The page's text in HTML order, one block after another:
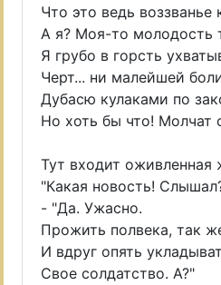
Что это ведь
А я? Моя-то молодость
Я грубо в горсть
Черт... ни малейшей
Дубасю кулаками по
Но хоть бы что! Молчат
Тут входит оживленная
"Какая новость!
- "Да. Ужасно.
Прожить полвека, так
И вдруг опять
Свое солдатство. А?"